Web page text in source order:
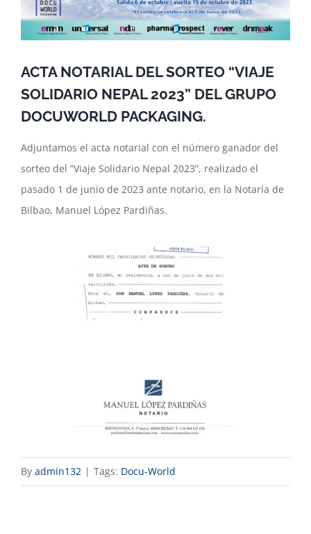
ACTA NOTARIAL DEL SORTEO “VIAJE
SOLIDARIO NEPAL 2023” DEL GRUPO
DOCUWORLD PACKAGING.
Adjuntamos el acta notarial con el número ganador del
sorteo del “Viaje Solidario Nepal 2023”, realizado el
pasado 1 de junio de 2023 ante notario, en la Notaría de
Bilbao, Manuel López Pardiñas.
By admin132 | Tags: Docu-World